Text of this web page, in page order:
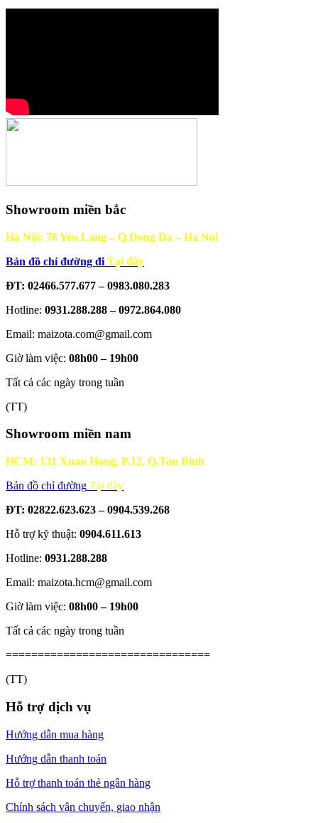
Showroom miền bắc
Hà Nội: 76 Yen Lang – Q.Dong Da – Ha Noi
Bản đồ chỉ đường đi Tại đây
ĐT: 02466.577.677 – 0983.080.283
Hotline: 0931.288.288 – 0972.864.080
Email: maizota.com@gmail.com
Giờ làm việc: 08h00 – 19h00
Tất cả các ngày trong tuần
(TT)
Showroom miền nam
HCM: 131 Xuan Hong, P.12, Q.Tan Binh
Bản đồ chỉ đường Tại đây
ĐT: 02822.623.623 – 0904.539.268
Hỗ trợ kỹ thuật: 0904.611.613
Hotline: 0931.288.288
Email: maizota.hcm@gmail.com
Giờ làm việc: 08h00 – 19h00
Tất cả các ngày trong tuần
================================
(TT)
Hỗ trợ dịch vụ
Hướng dẫn mua hàng
Hướng dẫn thanh toán
Hỗ trợ thanh toán thẻ ngân hàng
Chính sách vận chuyển, giao nhận